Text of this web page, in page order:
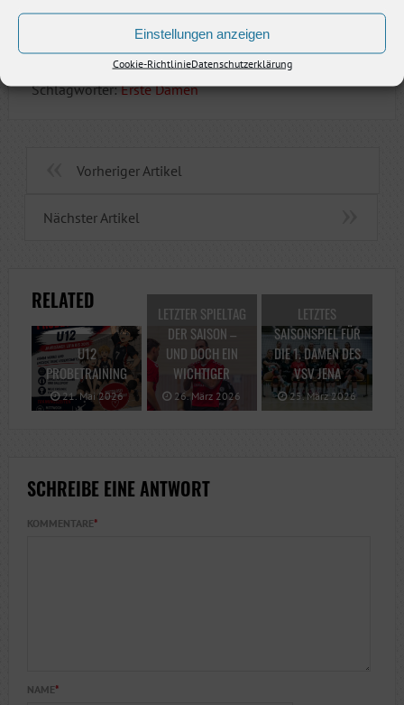
Einstellungen anzeigen
Cookie-RichtlinieDatenschutzerklärung
auch auf Zschopau treffen werden.
Schlagwörter:Erste Damen
Vorheriger Artikel
Nächster Artikel
RELATED
U12
PROBETRAINING
21. Mai 2026
LETZTER SPIELTAG
DER SAISON –
UND DOCH EIN
WICHTIGER
26. März 2026
LETZTES
SAISONSPIEL FÜR
DIE 1. DAMEN DES
VSV JENA
25. März 2026
SCHREIBE EINE ANTWORT
KOMMENTARE*
NAME*